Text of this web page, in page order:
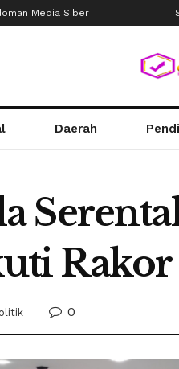
Media Siber
Daerah
0